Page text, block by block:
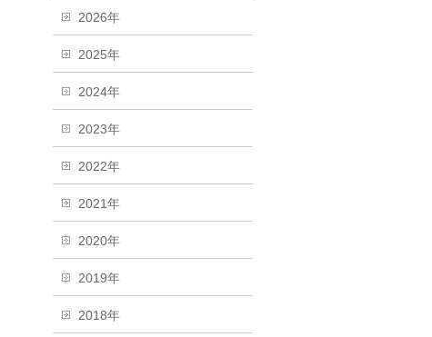
2026年
2025年
2024年
2023年
2022年
2021年
2020年
2019年
2018年